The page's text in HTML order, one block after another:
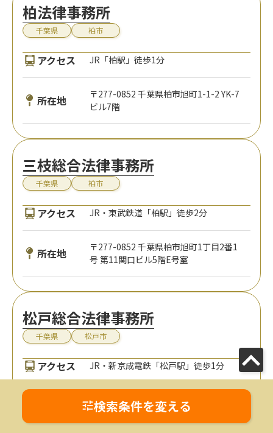
柏法律事務所
千葉県 柏市
アクセス JR「柏駅」徒歩1分
所在地
〒277-0852 千葉県柏市旭町1-1-2 YK-7
ビル7階
三枝総合法律事務所
千葉県 柏市
アクセス JR・東武鉄道「柏駅」徒歩2分
所在地
〒277-0852 千葉県柏市旭町1丁目2番1
号 第11関口ビル5階E号室
松戸総合法律事務所
千葉県 松戸市
アクセス JR・新京成電鉄「松戸駅」徒歩1分
〒271-0092 千葉県松戸市松戸1176-4
ディー・オー・ディー松戸駅前ビル4階
検索条件を変える